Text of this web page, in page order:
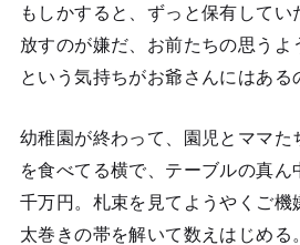
もしかすると、ずっと保有して
放すのが嫌だ、お前たちの思うよ
という気持ちがお爺さんにはある
幼稚園が終わって、園児とママた
を食べてる横で、テーブルの真ん
千万円。札束を見てようやくご機
太巻きの帯を解いて数えはじめる